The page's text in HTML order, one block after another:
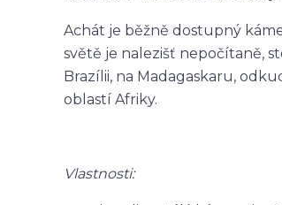
Achát je běžně dostupný
světě je nalezišť nepočítaně,
Brazílii, na Madagaskaru,
oblastí Afriky.
Vlastnosti: